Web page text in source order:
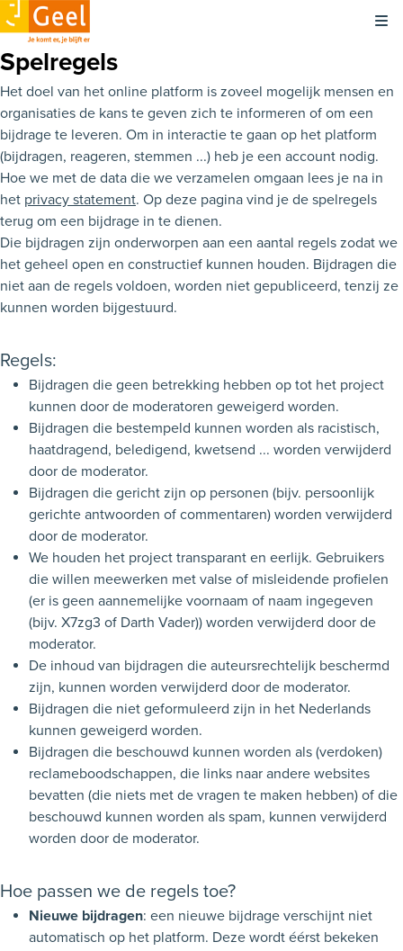
Spelregels
Het doel van het online platform is zoveel mogelijk mensen en
organisaties de kans te geven zich te informeren of om een
bijdrage te leveren. Om in interactie te gaan op het platform
(bijdragen, reageren, stemmen ...) heb je een account nodig.
Hoe we met de data die we verzamelen omgaan lees je na in
het privacy statement. Op deze pagina vind je de spelregels
terug om een bijdrage in te dienen.
Die bijdragen zijn onderworpen aan een aantal regels zodat we
het geheel open en constructief kunnen houden. Bijdragen die
niet aan de regels voldoen, worden niet gepubliceerd, tenzij ze
kunnen worden bijgestuurd.
Regels:
Bijdragen die geen betrekking hebben op tot het project
kunnen door de moderatoren geweigerd worden.
Bijdragen die bestempeld kunnen worden als racistisch,
haatdragend, beledigend, kwetsend ... worden verwijderd
door de moderator.
Bijdragen die gericht zijn op personen (bijv. persoonlijk
gerichte antwoorden of commentaren) worden verwijderd
door de moderator.
We houden het project transparant en eerlijk. Gebruikers
die willen meewerken met valse of misleidende profielen
(er is geen aannemelijke voornaam of naam ingegeven
(bijv. X7zg3 of Darth Vader)) worden verwijderd door de
moderator.
De inhoud van bijdragen die auteursrechtelijk beschermd
zijn, kunnen worden verwijderd door de moderator.
Bijdragen die niet geformuleerd zijn in het Nederlands
kunnen geweigerd worden.
Bijdragen die beschouwd kunnen worden als (verdoken)
reclameboodschappen, die links naar andere websites
bevatten (die niets met de vragen te maken hebben) of die
beschouwd kunnen worden als spam, kunnen verwijderd
worden door de moderator.
Hoe passen we de regels toe?
Nieuwe bijdragen: een nieuwe bijdrage verschijnt niet
automatisch op het platform. Deze wordt éérst bekeken